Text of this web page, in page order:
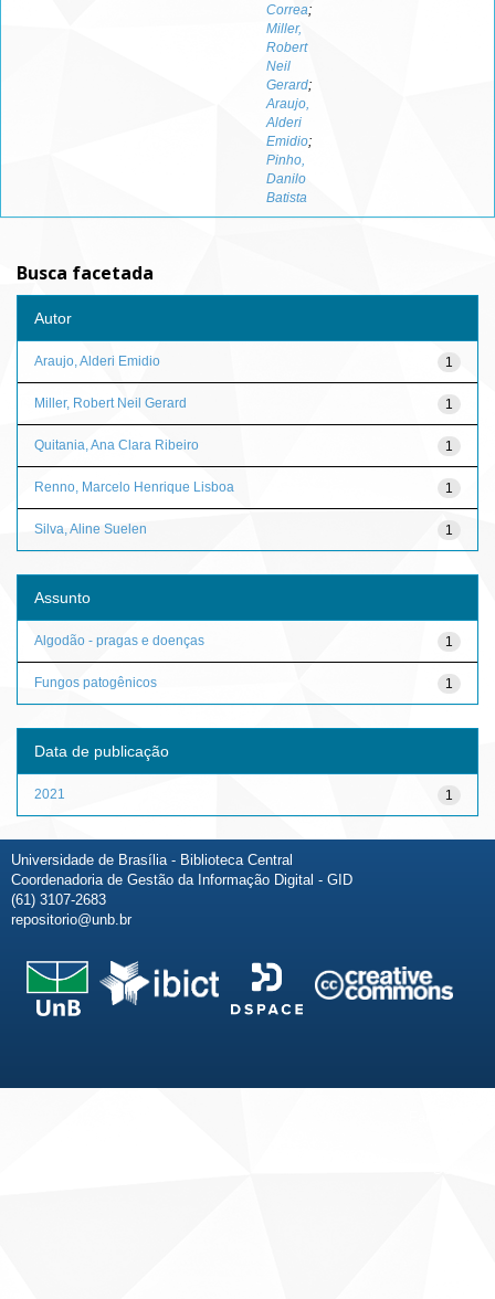
Correa;
Miller,
Robert
Neil
Gerard;
Araujo,
Alderi
Emidio;
Pinho,
Danilo
Batista
Busca facetada
Autor
1
Araujo, Alderi Emidio
1
Miller, Robert Neil Gerard
1
Quitania, Ana Clara Ribeiro
1
Renno, Marcelo Henrique Lisboa
1
Silva, Aline Suelen
Assunto
1
Algodão - pragas e doenças
1
Fungos patogênicos
Data de publicação
1
2021
Universidade de Brasília - Biblioteca Central
Coordenadoria de Gestão da Informação Digital - GID
(61) 3107-2683
repositorio@unb.br